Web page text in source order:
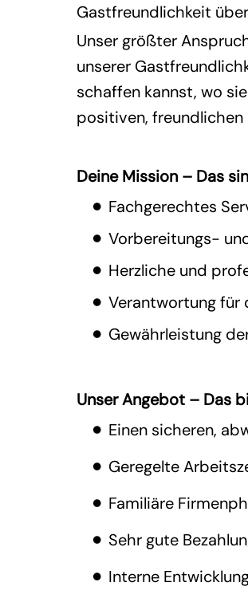
Gastfreundlichkeit
Unser größter
unserer
schaffen kannst, wo
positiven,
Deine Mission – Das
Fachgerechtes
Vorbereitungs-
Herzliche und
Verantwortung für
Gewährleistung
Unser Angebot – Das
Einen sicheren,
Geregelte
Familiäre
Sehr gute
Interne